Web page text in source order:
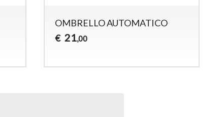
OMBRELLO AUTOMATICO
€ 21,00